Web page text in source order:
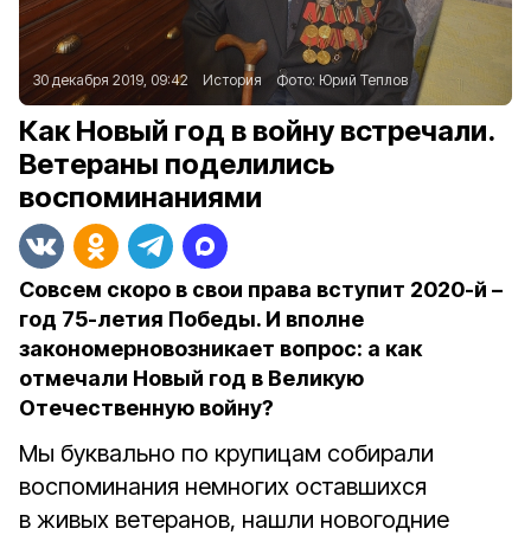
30 декабря 2019, 09:42 История Фото: Юрий Теплов
Как Новый год в войну встречали.
Ветераны поделились
воспоминаниями
Совсем скоро в свои права вступит 2020-й –
год 75-летия Победы. И вполне
закономерновозникает вопрос: а как
отмечали Новый год в Великую
Отечественную войну?
Мы буквально по крупицам собирали
воспоминания немногих оставшихся
в живых ветеранов, нашли новогодние